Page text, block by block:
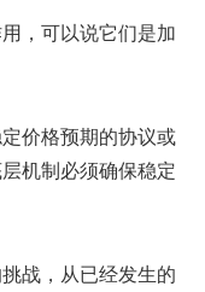
，可以说它们是加
价格预期的协议或
机制必须确保稳定
战，从已经发生的